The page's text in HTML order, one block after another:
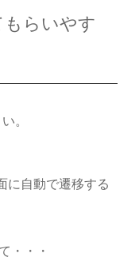
らいやす
。
に自動で遷移する
・・・